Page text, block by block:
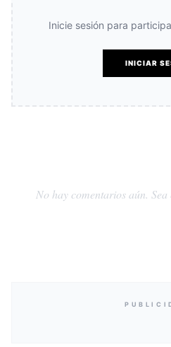
Inicie sesión para
INICIAR
No hay comentarios aún.